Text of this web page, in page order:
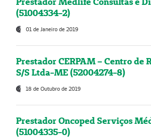
(51004334-2)
01 de Janeiro de 2019
Prestador CERPAM – Centro de
S/S Ltda-ME (52004274-8)
18 de Outubro de 2019
Prestador Oncoped Serviços
(51004335-0)